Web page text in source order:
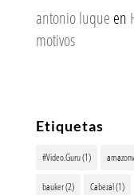
antonio luque en
motivos
Etiquetas
#Video.Guru(1)
bauker(2) Cabezal(1)